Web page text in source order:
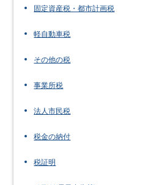
固定資産税・都市計画税
軽自動車税
その他の税
事業所税
法人市民税
税金の納付
税証明